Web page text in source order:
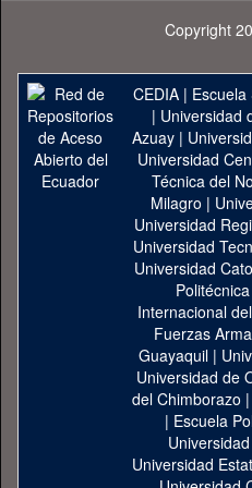
Copyright
CEDIA|
| Universidad
Azuay|
Universidad
Técnica del
Milagro |
Universidad
Universidad
Universidad
Internacional
Fuerzas
Guayaquil|
Universidad de
del Chimborazo |
| Escuela
Universidad